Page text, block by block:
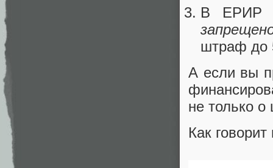
В ЕРИР
штраф до
А если вы
не только
Как